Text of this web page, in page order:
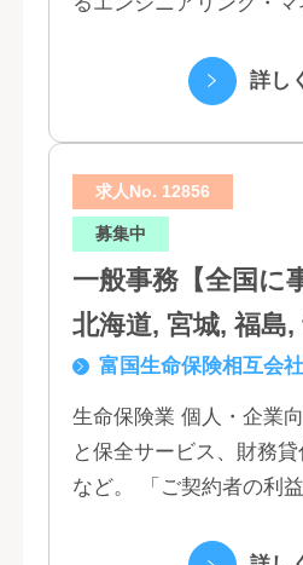
詳し
求人No. 12856
募集中
一般事務【全国に
北海道, 宮城, 福島,
田, 山形, 東京, 神奈
玉, 茨城, 栃木, 群
富山, 福井, 長野,
岡, 三重, 岐阜, 大
滋賀, 奈良, 和歌山,
富国生命保険相互会社
生命保険業 個人・企業
と保全サービス、財務
など。 「ご契約者の利
づく「お客さま基点」を